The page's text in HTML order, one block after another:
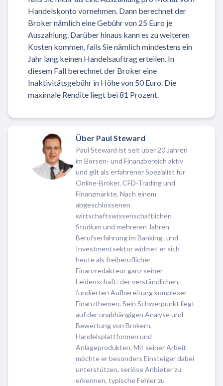
Handelskonto vornehmen. Dann berechnet der
Broker nämlich eine Gebühr von 25 Euro je
Auszahlung. Darüber hinaus kann es zu weiteren
Kosten kommen, falls Sie nämlich mindestens ein
Jahr lang keinen Handelsauftrag erteilen. In
diesem Fall berechnet der Broker eine
Inaktivitätsgebühr in Höhe von 50 Euro. Die
maximale Rendite liegt bei 81 Prozent.
Über Paul Steward
Paul Steward ist seit über 20 Jahren
im Börsen- und Finanzbereich aktiv
und gilt als erfahrener Spezialist für
Online-Broker, CFD-Trading und
Finanzmärkte. Nach einem
abgeschlossenen
wirtschaftswissenschaftlichen
Studium und mehreren Jahren
Berufserfahrung im Banking- und
Investmentsektor widmet er sich
heute als freiberuflicher
Finanzredakteur ganz seiner
Leidenschaft: der verständlichen,
fundierten Aufbereitung komplexer
Finanzthemen. Sein Schwerpunkt liegt
auf der unabhängigen Analyse und
Bewertung von Brokern,
Handelsplattformen und
Anlageprodukten. Mit seiner Arbeit
möchte er besonders Einsteiger dabei
unterstützen, seriöse Anbieter zu
erkennen, typische Fehler zu